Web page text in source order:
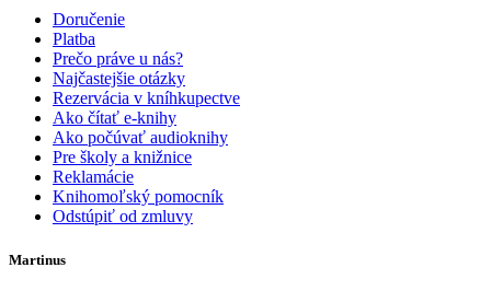
Doručenie
Platba
Prečo práve u nás?
Najčastejšie otázky
Rezervácia v kníhkupectve
Ako čítať e-knihy
Ako počúvať audioknihy
Pre školy a knižnice
Reklamácie
Knihomoľský pomocník
Odstúpiť od zmluvy
Martinus